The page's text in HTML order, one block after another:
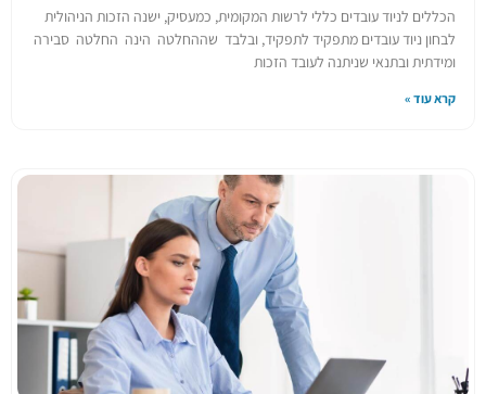
הכללים לניוד עובדים כללי לרשות המקומית, כמעסיק, ישנה הזכות הניהולית
לבחון ניוד עובדים מתפקיד לתפקיד, ובלבד שההחלטה הינה החלטה סבירה
ומידתית ובתנאי שניתנה לעובד הזכות
קרא עוד »